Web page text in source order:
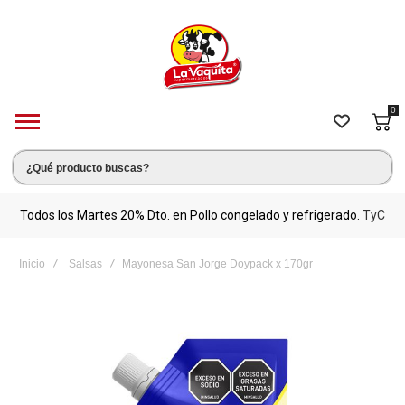
0
Todos los Martes 20% Dto. en Pollo congelado y refrigerado. TyC
Inicio Salsas Mayonesa San Jorge Doypack x 170gr